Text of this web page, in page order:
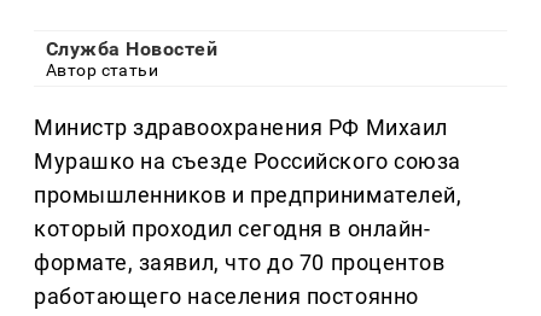
Служба Новостей
Автор статьи
Министр здравоохранения РФ Михаил
Мурашко на съезде Российского союза
промышленников и предпринимателей,
который проходил сегодня в онлайн-
формате, заявил, что до 70 процентов
работающего населения постоянно